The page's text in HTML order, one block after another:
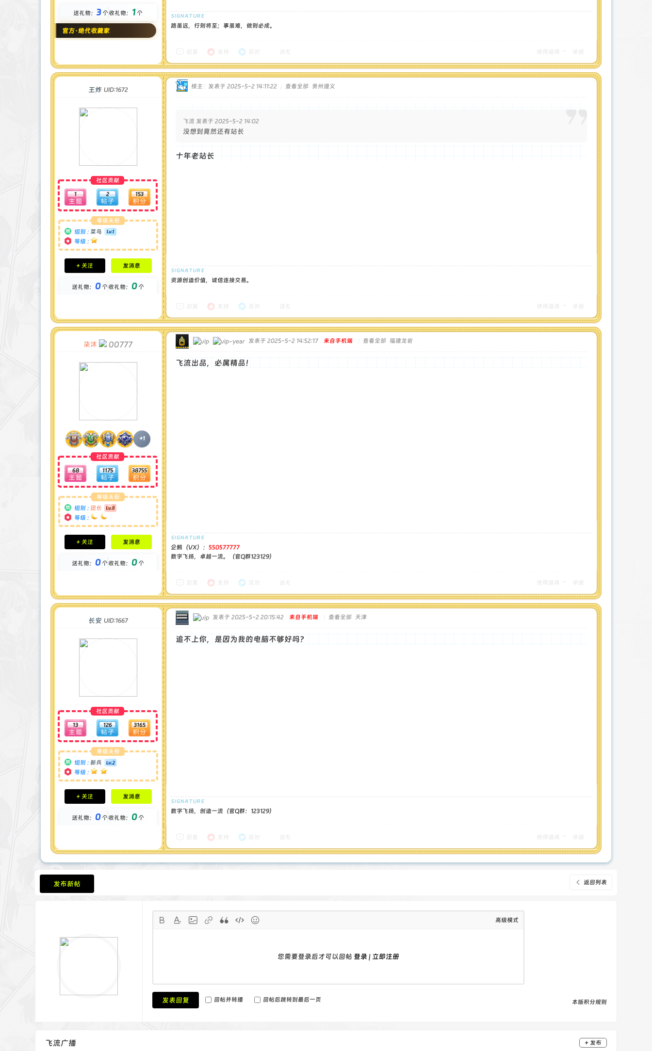
金币 : 4 枚
在线时间 : 1951 小时
注册时间 : 2024-11-22
最后登录 : 2026-8-4
送礼物： 3个收礼物： 1 个
官方·绝代收藏家
路虽远，行则将至；事虽难，做则必成。
王炸 UID:1672
社区贡献
1 2 153
等级头衔
组别 : 菜鸟
等级 :
积分成就
钻石 : 0 颗
金币 : 0 枚
+ 关注 发消息
送礼物： 0个收礼物： 0个
楼主 发表于 2025-5-2 14:11:22 查看全部 贵州遵义
飞流 发表于 2025-5-2 14:02
没想到竟然还有站长
十年老站长
资源创造价值，诚信连接交易。
柒沐 00777
+1
社区贡献
68 1175 38755
等级头衔
组别 : 团长
等级 :
积分成就
钻石 : 1 颗
金币 : 0 枚
+ 关注 发消息
送礼物： 0个收礼物： 0个
发表于 2025-5-2 14:52:17 来自手机端 查看全部 福建龙岩
飞流出品，必属精品！
企鹅（VX）： 550577777
数字飞扬，卓越一流。（官Q群123129）
长安 UID:1667
社区贡献
13 126 3165
等级头衔
组别 : 新兵
等级 :
积分成就
钻石 : 3 颗
金币 : 0 枚
+ 关注 发消息
送礼物： 0个收礼物： 0个
发表于 2025-5-2 20:15:42 来自手机端 查看全部 天津
追不上你，是因为我的电脑不够好吗？
数字飞扬，创造一流（官Q群：123129）
返回列表
发布新帖
高级模式
您需要登录后才可以回帖 登录 | 立即注册
发表回复 回帖并转播 回帖后跳转到最后一页 本版积分规则
飞流广播 + 发布